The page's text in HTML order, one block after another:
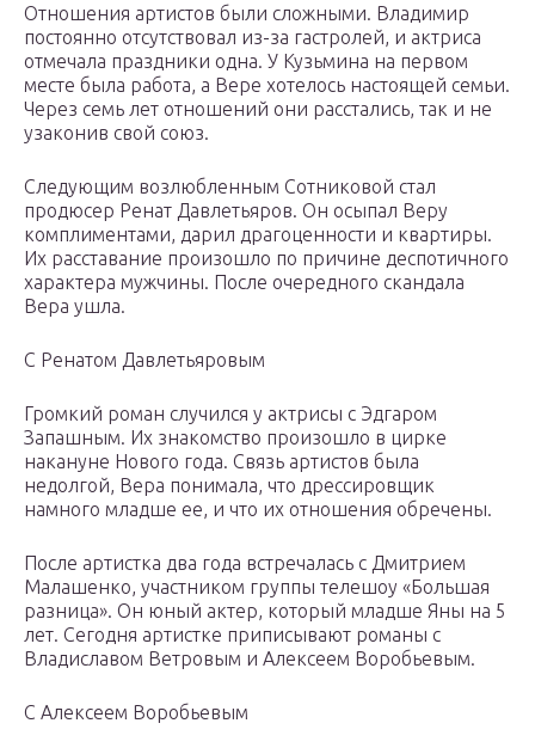
Отношения артистов были сложными. Владимир
постоянно отсутствовал из-за гастролей, и актриса
отмечала праздники одна. У Кузьмина на первом
месте была работа, а Вере хотелось настоящей семьи.
Через семь лет отношений они расстались, так и не
узаконив свой союз.
Следующим возлюбленным Сотниковой стал
продюсер Ренат Давлетьяров. Он осыпал Веру
комплиментами, дарил драгоценности и квартиры.
Их расставание произошло по причине деспотичного
характера мужчины. После очередного скандала
Вера ушла.
С Ренатом Давлетьяровым
Громкий роман случился у актрисы с Эдгаром
Запашным. Их знакомство произошло в цирке
накануне Нового года. Связь артистов была
недолгой, Вера понимала, что дрессировщик
намного младше ее, и что их отношения обречены.
После артистка два года встречалась с Дмитрием
Малашенко, участником группы телешоу «Большая
разница». Он юный актер, который младше Яны на 5
лет. Сегодня артистке приписывают романы с
Владиславом Ветровым и Алексеем Воробьевым.
С Алексеем Воробьевым